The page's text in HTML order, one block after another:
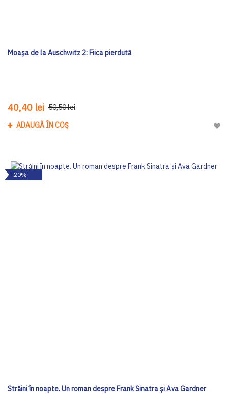
Moașa de la Auschwitz 2: Fiica pierdută
40,40 lei 50,50 lei
ADAUGĂ ÎN COȘ
-20%
Străini în noapte. Un roman despre Frank Sinatra și Ava Gardner